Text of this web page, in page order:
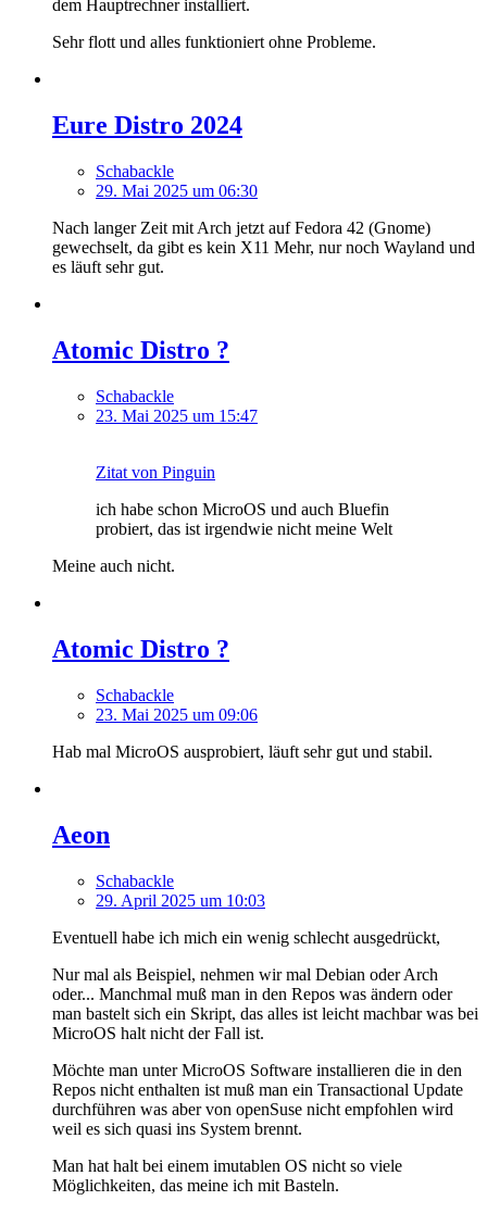
dem Hauptrechner installiert.
Sehr flott und alles funktioniert ohne Probleme.
Eure Distro 2024
Schabackle
29. Mai 2025 um 06:30
Nach langer Zeit mit Arch jetzt auf Fedora 42 (Gnome)
gewechselt, da gibt es kein X11 Mehr, nur noch Wayland und
es läuft sehr gut.
Atomic Distro ?
Schabackle
23. Mai 2025 um 15:47
Zitat von Pinguin
ich habe schon MicroOS und auch Bluefin
probiert, das ist irgendwie nicht meine Welt
Meine auch nicht.
Atomic Distro ?
Schabackle
23. Mai 2025 um 09:06
Hab mal MicroOS ausprobiert, läuft sehr gut und stabil.
Aeon
Schabackle
29. April 2025 um 10:03
Eventuell habe ich mich ein wenig schlecht ausgedrückt,
Nur mal als Beispiel, nehmen wir mal Debian oder Arch
oder... Manchmal muß man in den Repos was ändern oder
man bastelt sich ein Skript, das alles ist leicht machbar was bei
MicroOS halt nicht der Fall ist.
Möchte man unter MicroOS Software installieren die in den
Repos nicht enthalten ist muß man ein Transactional Update
durchführen was aber von openSuse nicht empfohlen wird
weil es sich quasi ins System brennt.
Man hat halt bei einem imutablen OS nicht so viele
Möglichkeiten, das meine ich mit Basteln.